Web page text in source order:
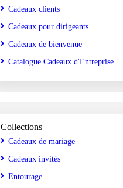
Cadeaux clients
Cadeaux pour dirigeants
Cadeaux de bienvenue
Catalogue Cadeaux d'Entreprise
Collections
Cadeaux de mariage
Cadeaux invités
Entourage